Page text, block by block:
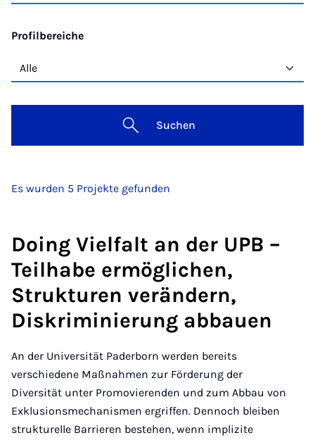
Profilbereiche
Suchen
Es wurden 5 Projekte gefunden
Doing Vielfalt an der UPB –
Teilhabe ermöglichen,
Strukturen verändern,
Diskriminierung abbauen
An der Universität Paderborn werden bereits
verschiedene Maßnahmen zur Förderung der
Diversität unter Promovierenden und zum Abbau von
Exklusionsmechanismen ergriffen. Dennoch bleiben
strukturelle Barrieren bestehen, wenn implizite